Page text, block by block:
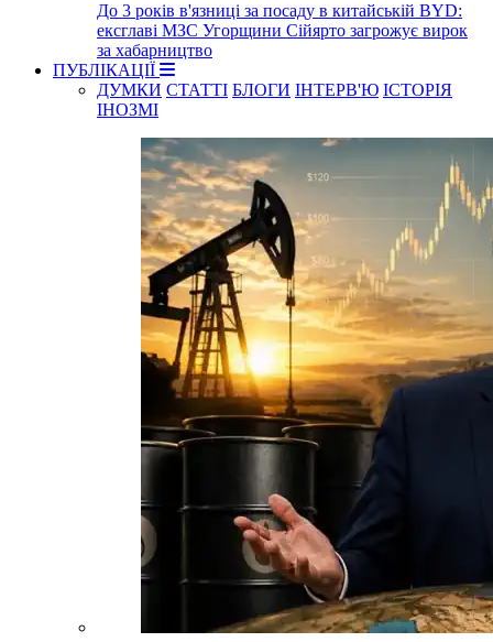
До 3 років в'язниці за посаду в китайській BYD:
ексглаві МЗС Угорщини Сійярто загрожує вирок
за хабарництво
ПУБЛІКАЦІЇ
ДУМКИ СТАТТІ БЛОГИ ІНТЕРВ'Ю ІСТОРІЯ
ІНОЗМІ